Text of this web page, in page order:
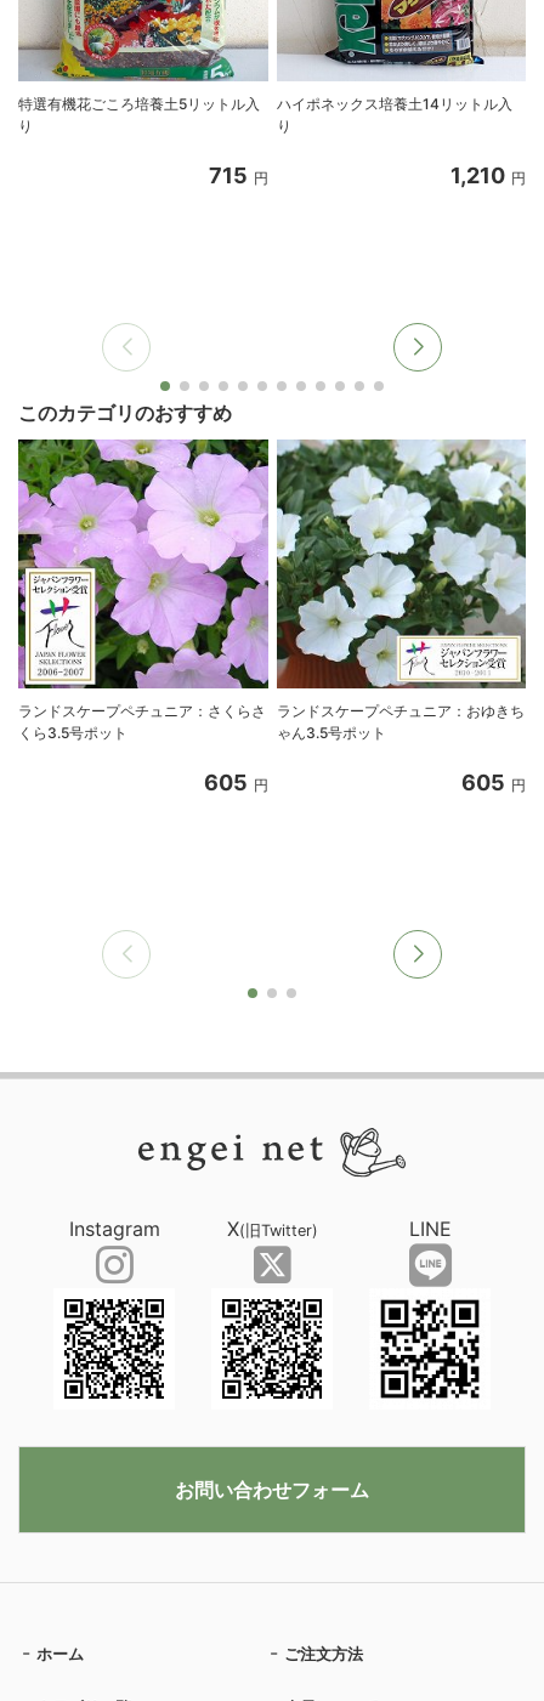
特選有機花ごころ培養土5リットル入
り
715 円
ハイポネックス培養土14リットル入
り
1,210 円
このカテゴリのおすすめ
ランドスケープペチュニア：さくらさ
くら3.5号ポット
605 円
ランドスケープペチュニア：おゆきち
ゃん3.5号ポット
605 円
ホーム ご注文方法
Instagram X(旧Twitter) LINE
お問い合わせフォーム